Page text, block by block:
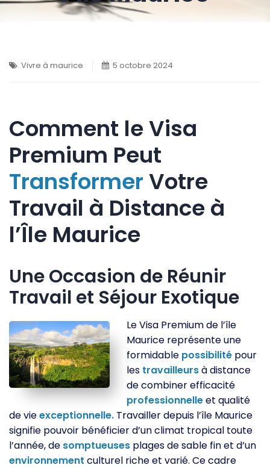
Vivre à maurice 5 octobre 2024
Comment le Visa
Premium Peut
TransformerVotre
Travail à Distance à
l’Île Maurice
Une Occasion de Réunir
Travail et Séjour Exotique
Le Visa Premium de l’île
Maurice représente une
formidable possibilité pour
les travailleursà distance
de combiner efficacité
professionnelleet qualité
de vieexceptionnelle. Travailler depuis l’île Maurice
signifie pouvoir bénéficier d’un climat tropical toute
l’année, de somptueuses plages de sable fin et d’un
environnement culturel riche et varié. Ce cadre